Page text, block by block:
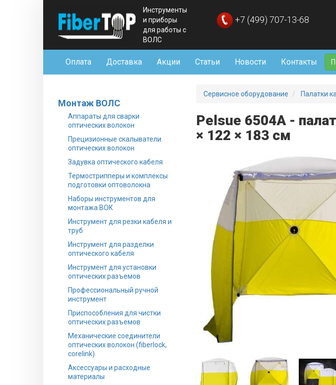
Инструменты
и приборы
для работы с
ВОЛС
+7 (499) 707-13-68
Оплата Доставка Акции Статьи Новости Контакты
Монтаж ВОЛС
Аппараты для сварки
оптических волокон
Прецизионные скалыватели
оптических волокон
Задувка оптического кабеля
Термострипперы и комплексы
подготовки оптоволокна
Наборы инструментов для
монтажа ВОК
Инструмент для резки кабеля и
труб
Инструмент для разделки
оптического кабеля
Инструмент для установки
оптических разъемов
Профессиональный ручной
инструмент
Приспособления для чистки
оптических разъемов
Механические соединители
оптических волокон (fiberlock,
corelink)
Аксессуары и расходные
материалы
Сервисное оборудование Палатки
Pelsue 6504А -
× 122 × 183 см